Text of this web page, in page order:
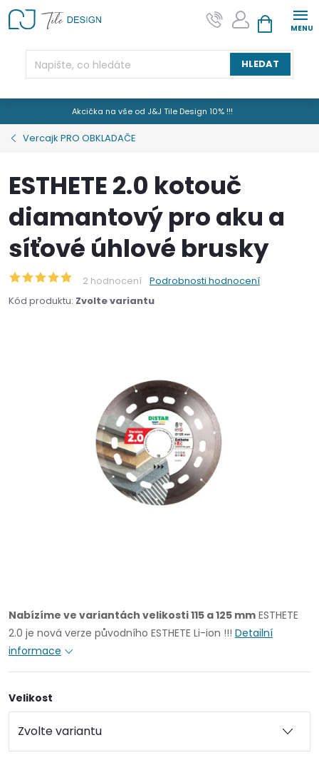
Přejít
na
HLEDAT
NÁKUPNÍ KOŠÍK
Akcička na vše od J&J Tile Design 10% !!!
Vercajk PRO OBKLADAČE
ESTHETE 2.0 kotouč
diamantový pro aku a
síťové úhlové brusky
2 hodnocení Podrobnosti hodnocení
Kód produktu: Zvolte variantu
Nabízíme ve variantách velikosti 115 a 125 mm ESTHETE
2.0 je nová verze původního ESTHETE Li-ion !!! Detailní
informace
Velikost